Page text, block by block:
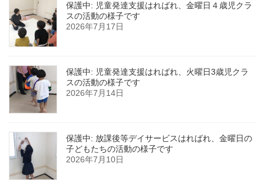
保護中: 児童発達支援はればれ、金曜日４歳児クラ
スの活動の様子です
2026年7月17日
保護中: 児童発達支援はればれ、火曜日3歳児クラ
スの活動の様子です
2026年7月14日
保護中: 放課後等デイサービスはればれ、金曜日の
子どもたちの活動の様子です
2026年7月10日